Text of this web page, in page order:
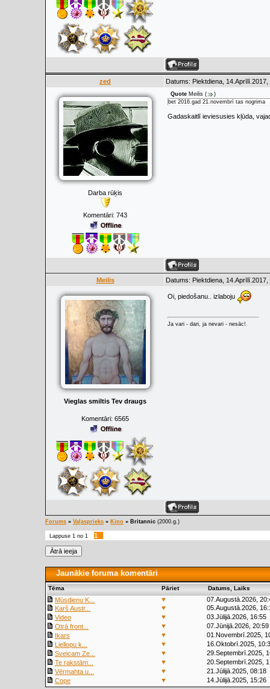
zed Datums: Piektdiena,
Darba rūķis
Komentāri: 743
Quote Meilis (
)
bet 2016.gad 21.novembrī tas nogrima
Gadaskaitlī ieviesusies kļūda,
Meilis Datums: Piektdiena,
Vieglas smiltis Tev draugs
Komentāri: 6565
Oi, piedošanu.. izlaboju
Ja vari - dari, ja nevari - nesāc!
Forums » Vaļasprieks » Kino » Britannic (2000.g.)
Lappuse 1 no 1 1
Jaunākie foruma komentāri
Tēma Pāriet Datums, Laiks
Mūsdienu K... ▼
07.Augustā.2026,
Karš Austr...
▼
05.Augustā.2026,
Video
▼
03.Jūlijā.2026, 16:55
Otrā front...
▼
07.Jūnijā.2026, 20:59
Ikars
▼
01.Novembrī.2025,
Liellopu k...
▼
16.Oktobrī.2025,
Sveicam Ze...
▼
29.Septembrī.2025,
Te rakstām...
▼
20.Septembrī.2025,
Vērmahta u...
▼
21.Jūlijā.2025, 08:18
Cope
▼ 14.Jūlijā.2025, 15:26